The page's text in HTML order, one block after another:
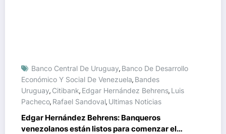
Banco Central De Uruguay, Banco De Desarrollo
Económico Y Social De Venezuela, Bandes
Uruguay, Citibank, Edgar Hernández Behrens, Luis
Pacheco, Rafael Sandoval, Ultimas Noticias
Edgar Hernández Behrens: Banqueros
venezolanos están listos para comenzar el